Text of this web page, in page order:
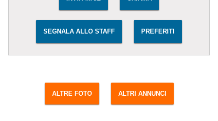
SEGNALA ALLO STAFF PREFERITI
ALTRE FOTO ALTRI ANNUNCI